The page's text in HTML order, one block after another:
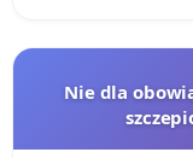
Nie dla